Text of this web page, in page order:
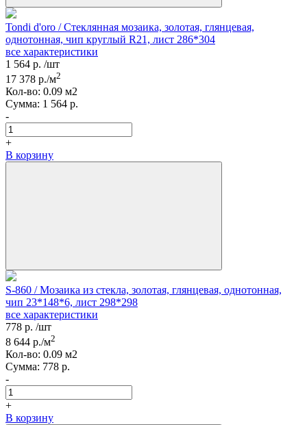
Tondi d'oro / Стеклянная мозаика, золотая, глянцевая,
однотонная, чип круглый R21, лист 286*304
все характеристики
1 564 р. /шт
17 378 р./м2
Кол-вo: 0.09 м2
Сумма: 1 564 р.
-
+
В корзину
S-860 / Мозаика из стекла, золотая, глянцевая, однотонная,
чип 23*148*6, лист 298*298
все характеристики
778 р. /шт
8 644 р./м2
Кол-вo: 0.09 м2
Сумма: 778 р.
-
+
В корзину